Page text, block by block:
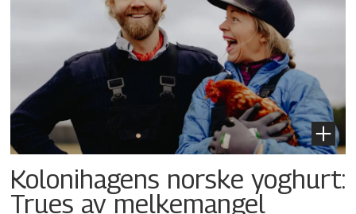
Kolonihagens norske yoghurt:
Trues av melkemangel